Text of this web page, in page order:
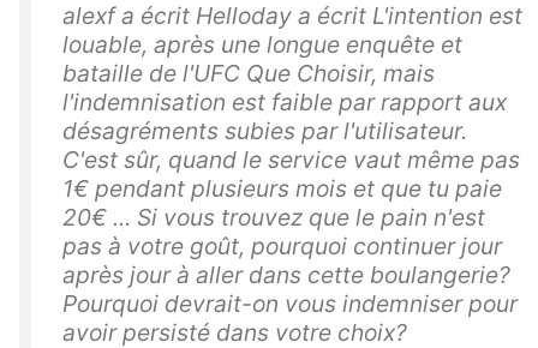
alexf a écrit Helloday a écrit L'intention est
louable, après une longue enquête et
bataille de l'UFC Que Choisir, mais
l'indemnisation est faible par rapport aux
désagréments subies par l'utilisateur.
C'est sûr, quand le service vaut même pas
1€ pendant plusieurs mois et que tu paie
20€ ... Si vous trouvez que le pain n'est
pas à votre goût, pourquoi continuer jour
après jour à aller dans cette boulangerie?
Pourquoi devrait-on vous indemniser pour
avoir persisté dans votre choix?